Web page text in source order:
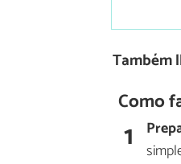
Também
Como
1